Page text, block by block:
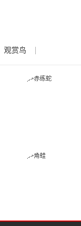
观赏鸟